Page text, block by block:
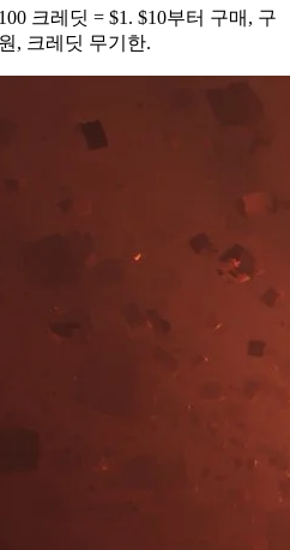
크레딧 = $1. $10부터 구매, 구
, 크레딧 무기한.